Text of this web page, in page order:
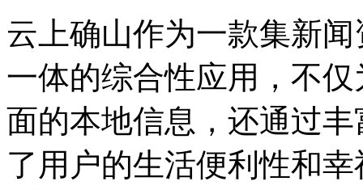
云上确山作为一款集新
一体的综合性应用，不
面的本地信息，还通过
了用户的生活便利性和